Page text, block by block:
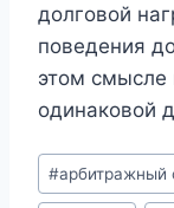
долговой
поведения
этом смысле
одинаковой
Метки
записи:
#арбитражный